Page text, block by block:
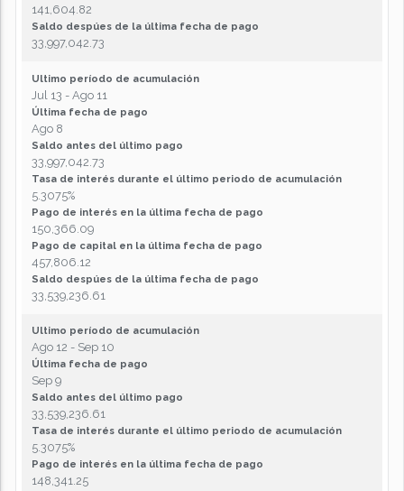
141,604.82
Saldo despúes de la última fecha de pago
33,997,042.73
Ultimo período de acumulación
Jul 13 - Ago 11
Última fecha de pago
Ago 8
Saldo antes del último pago
33,997,042.73
Tasa de interés durante el último periodo de acumulación
5.3075%
Pago de interés en la última fecha de pago
150,366.09
Pago de capital en la última fecha de pago
457,806.12
Saldo despúes de la última fecha de pago
33,539,236.61
Ultimo período de acumulación
Ago 12 - Sep 10
Última fecha de pago
Sep 9
Saldo antes del último pago
33,539,236.61
Tasa de interés durante el último periodo de acumulación
5.3075%
Pago de interés en la última fecha de pago
148,341.25